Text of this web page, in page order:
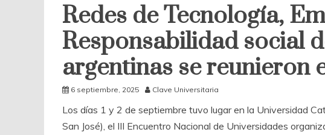
Redes de Tecnología,
Responsabilidad social
argentinas se reunieron
6 septiembre, 2025 Clave Universitaria
Los días 1 y 2 de septiembre tuvo lugar en la Universidad
San José), el III Encuentro Nacional de Universidades